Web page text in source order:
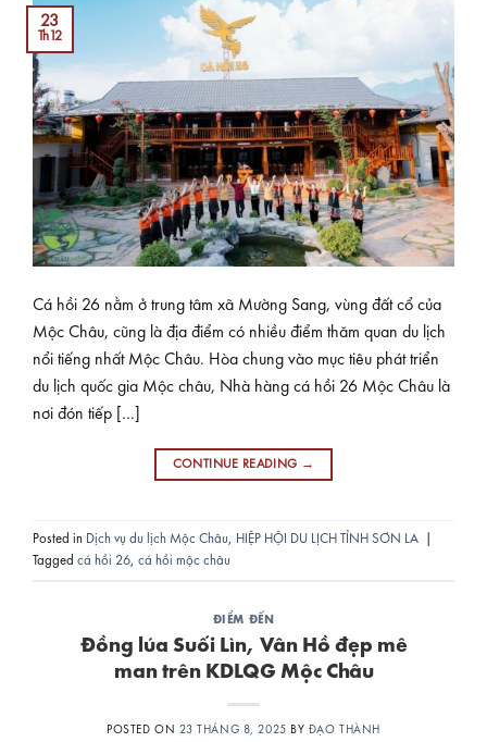
23
Th12
Cá hồi 26 nằm ở trung tâm xã Mường Sang, vùng đất cổ của
Mộc Châu, cũng là địa điểm có nhiều điểm thăm quan du lịch
nổi tiếng nhất Mộc Châu. Hòa chung vào mục tiêu phát triển
du lịch quốc gia Mộc châu, Nhà hàng cá hồi 26 Mộc Châu là
nơi đón tiếp […]
CONTINUE READING →
Posted in Dịch vụ du lịch Mộc Châu, HIỆP HỘI DU LỊCH TỈNH SƠN LA
Tagged cá hồi 26, cá hồi mộc châu
ĐIỂM ĐẾN
Đồng lúa Suối Lìn, Vân Hồ đẹp mê
man trên KDLQG Mộc Châu
POSTED ON 23 THÁNG 8, 2025 BY ĐẠO THÀNH